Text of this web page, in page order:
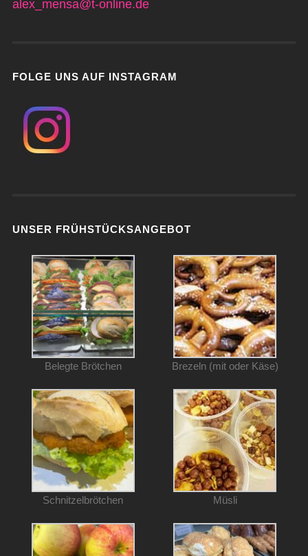
alex_mensa@t-online.de
FOLGE UNS AUF INSTAGRAM
UNSER FRÜHSTÜCKSANGEBOT
Belegte Brötchen Brezeln (mit oder Käse)
Schnitzelbrötchen Müsli